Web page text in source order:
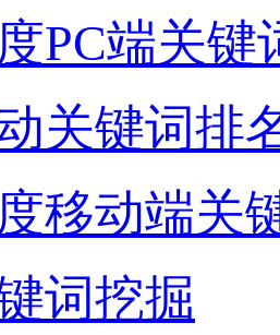
PC端关键
关键词排
移动端关
词挖掘